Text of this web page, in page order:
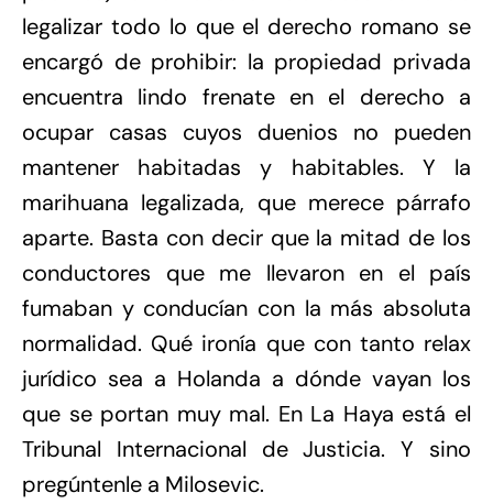
legalizar todo lo que el derecho romano se
encargó de prohibir: la propiedad privada
encuentra lindo frenate en el derecho a
ocupar casas cuyos duenios no pueden
mantener habitadas y habitables. Y la
marihuana legalizada, que merece párrafo
aparte. Basta con decir que la mitad de los
conductores que me llevaron en el país
fumaban y conducían con la más absoluta
normalidad. Qué ironía que con tanto relax
jurídico sea a Holanda a dónde vayan los
que se portan muy mal. En La Haya está el
Tribunal Internacional de Justicia. Y sino
pregúntenle a Milosevic.